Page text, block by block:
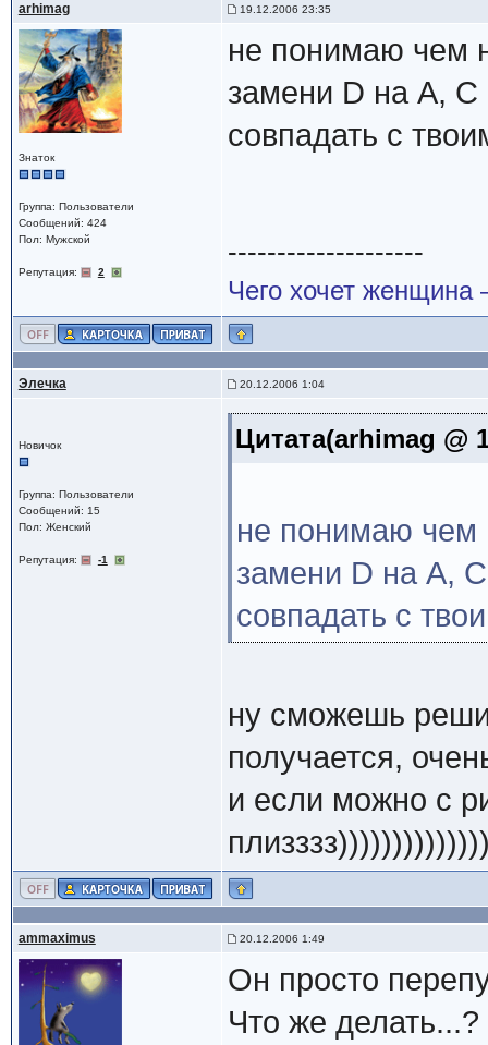
arhimag 19.12.2006 23:35
Знаток
Группа: Пользователи
Сообщений: 424
Пол: Мужской
Репутация: 2
не понимаю чем
замени D на A, C
совпадать с
--------------------
Чего хочет женщина
Элечка 20.12.2006 1:04
Новичок
Группа: Пользователи
Сообщений: 15
Пол: Женский
Репутация: -1
Цитата(arhimag @
не понимаю чем
замени D на A,
совпадать с
ну сможешь
получается,
и если можно с
ammaximus 20.12.2006 1:49
Он просто
Что же